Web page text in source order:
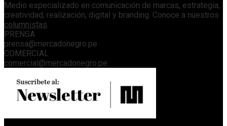
Medio especializado en comunicación de marcas, estrategia,
creatividad, realización, digital y branding. Conoce a nuestros
columnistas.
PRENSA
prensa@mercadonegro.pe
COMERCIAL
comercial@mercadonegro.pe